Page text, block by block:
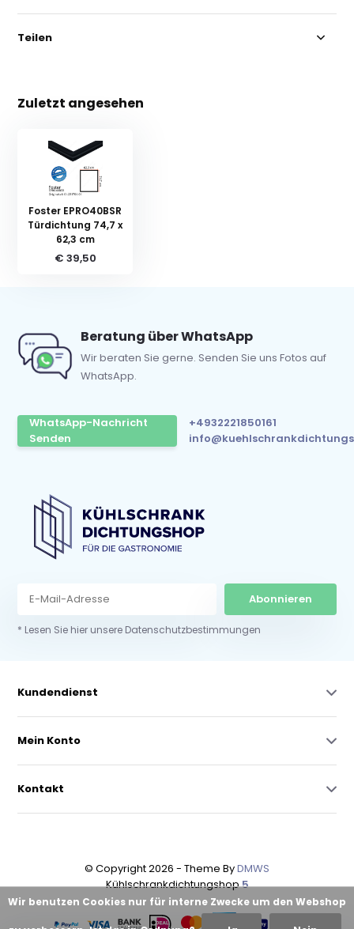
Teilen
Zuletzt angesehen
Foster EPRO40BSR
Türdichtung 74,7 x
62,3 cm
€ 39,50
Beratung über WhatsApp
Wir beraten Sie gerne. Senden Sie uns Fotos auf
WhatsApp.
WhatsApp-Nachricht
Senden
+4932221850161
Abonnieren
* Lesen Sie hier unsere Datenschutzbestimmungen
Kundendienst
Mein Konto
Kontakt
© Copyright 2026 - Theme ByDMWS
Kühlschrankdichtungshop5
Wir benutzen Cookies nur für interne Zwecke um den Webshop